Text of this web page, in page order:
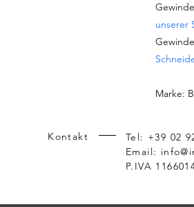
unserer
Marke:
Kontakt
Tel: +39 02
Email:
P.IVA